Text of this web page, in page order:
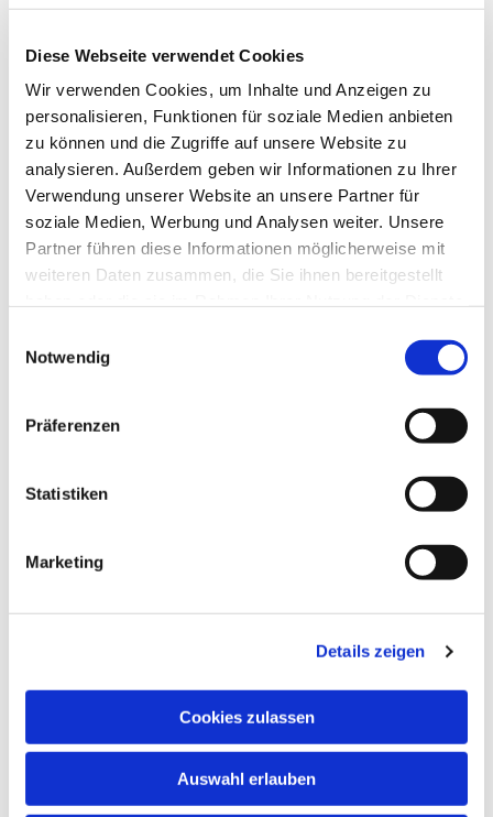
Diese Webseite verwendet Cookies
Wir verwenden Cookies, um Inhalte und Anzeigen zu
personalisieren, Funktionen für soziale Medien anbieten
zu können und die Zugriffe auf unsere Website zu
analysieren. Außerdem geben wir Informationen zu Ihrer
Verwendung unserer Website an unsere Partner für
soziale Medien, Werbung und Analysen weiter. Unsere
Partner führen diese Informationen möglicherweise mit
weiteren Daten zusammen, die Sie ihnen bereitgestellt
Notwendig
Präferenzen
Statistiken
Marketing
Details zeigen
Cookies zulassen
Auswahl erlauben
Die Kita
Die Kirchen